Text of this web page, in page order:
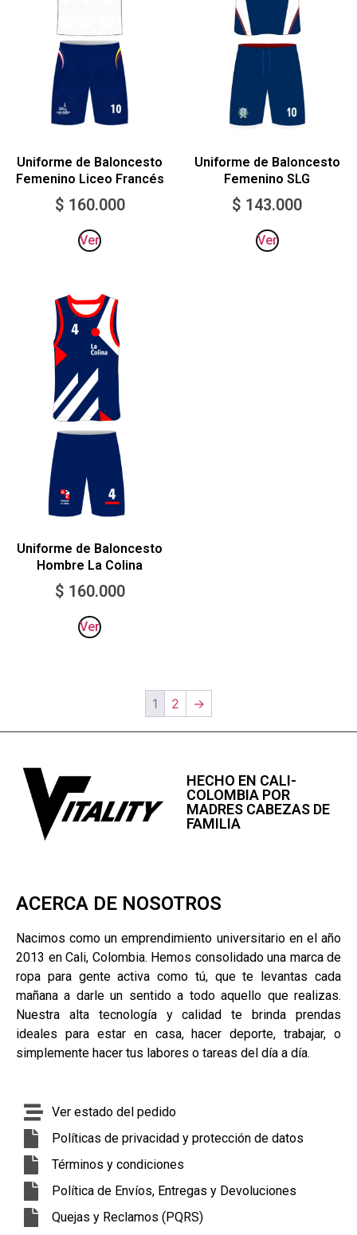
Uniforme de Baloncesto
Femenino Liceo Francés
$ 160.000
Ver
Uniforme de Baloncesto
Femenino SLG
$ 143.000
Ver
Uniforme de Baloncesto
Hombre La Colina
$ 160.000
Ver
1 2 →
HECHO EN CALI-
COLOMBIA POR
MADRES CABEZAS DE
FAMILIA
ACERCA DE NOSOTROS
Nacimos como un emprendimiento universitario en el año
2013 en Cali, Colombia. Hemos consolidado una marca de
ropa para gente activa como tú, que te levantas cada
mañana a darle un sentido a todo aquello que realizas.
Nuestra alta tecnología y calidad te brinda prendas
ideales para estar en casa, hacer deporte, trabajar, o
simplemente hacer tus labores o tareas del día a día.
Ver estado del pedido
Políticas de privacidad y protección de datos
Términos y condiciones
Política de Envíos, Entregas y Devoluciones
Quejas y Reclamos (PQRS)